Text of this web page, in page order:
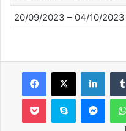
20/09/2023 – 04/10/2023
Facebook
X
Pocket Skype